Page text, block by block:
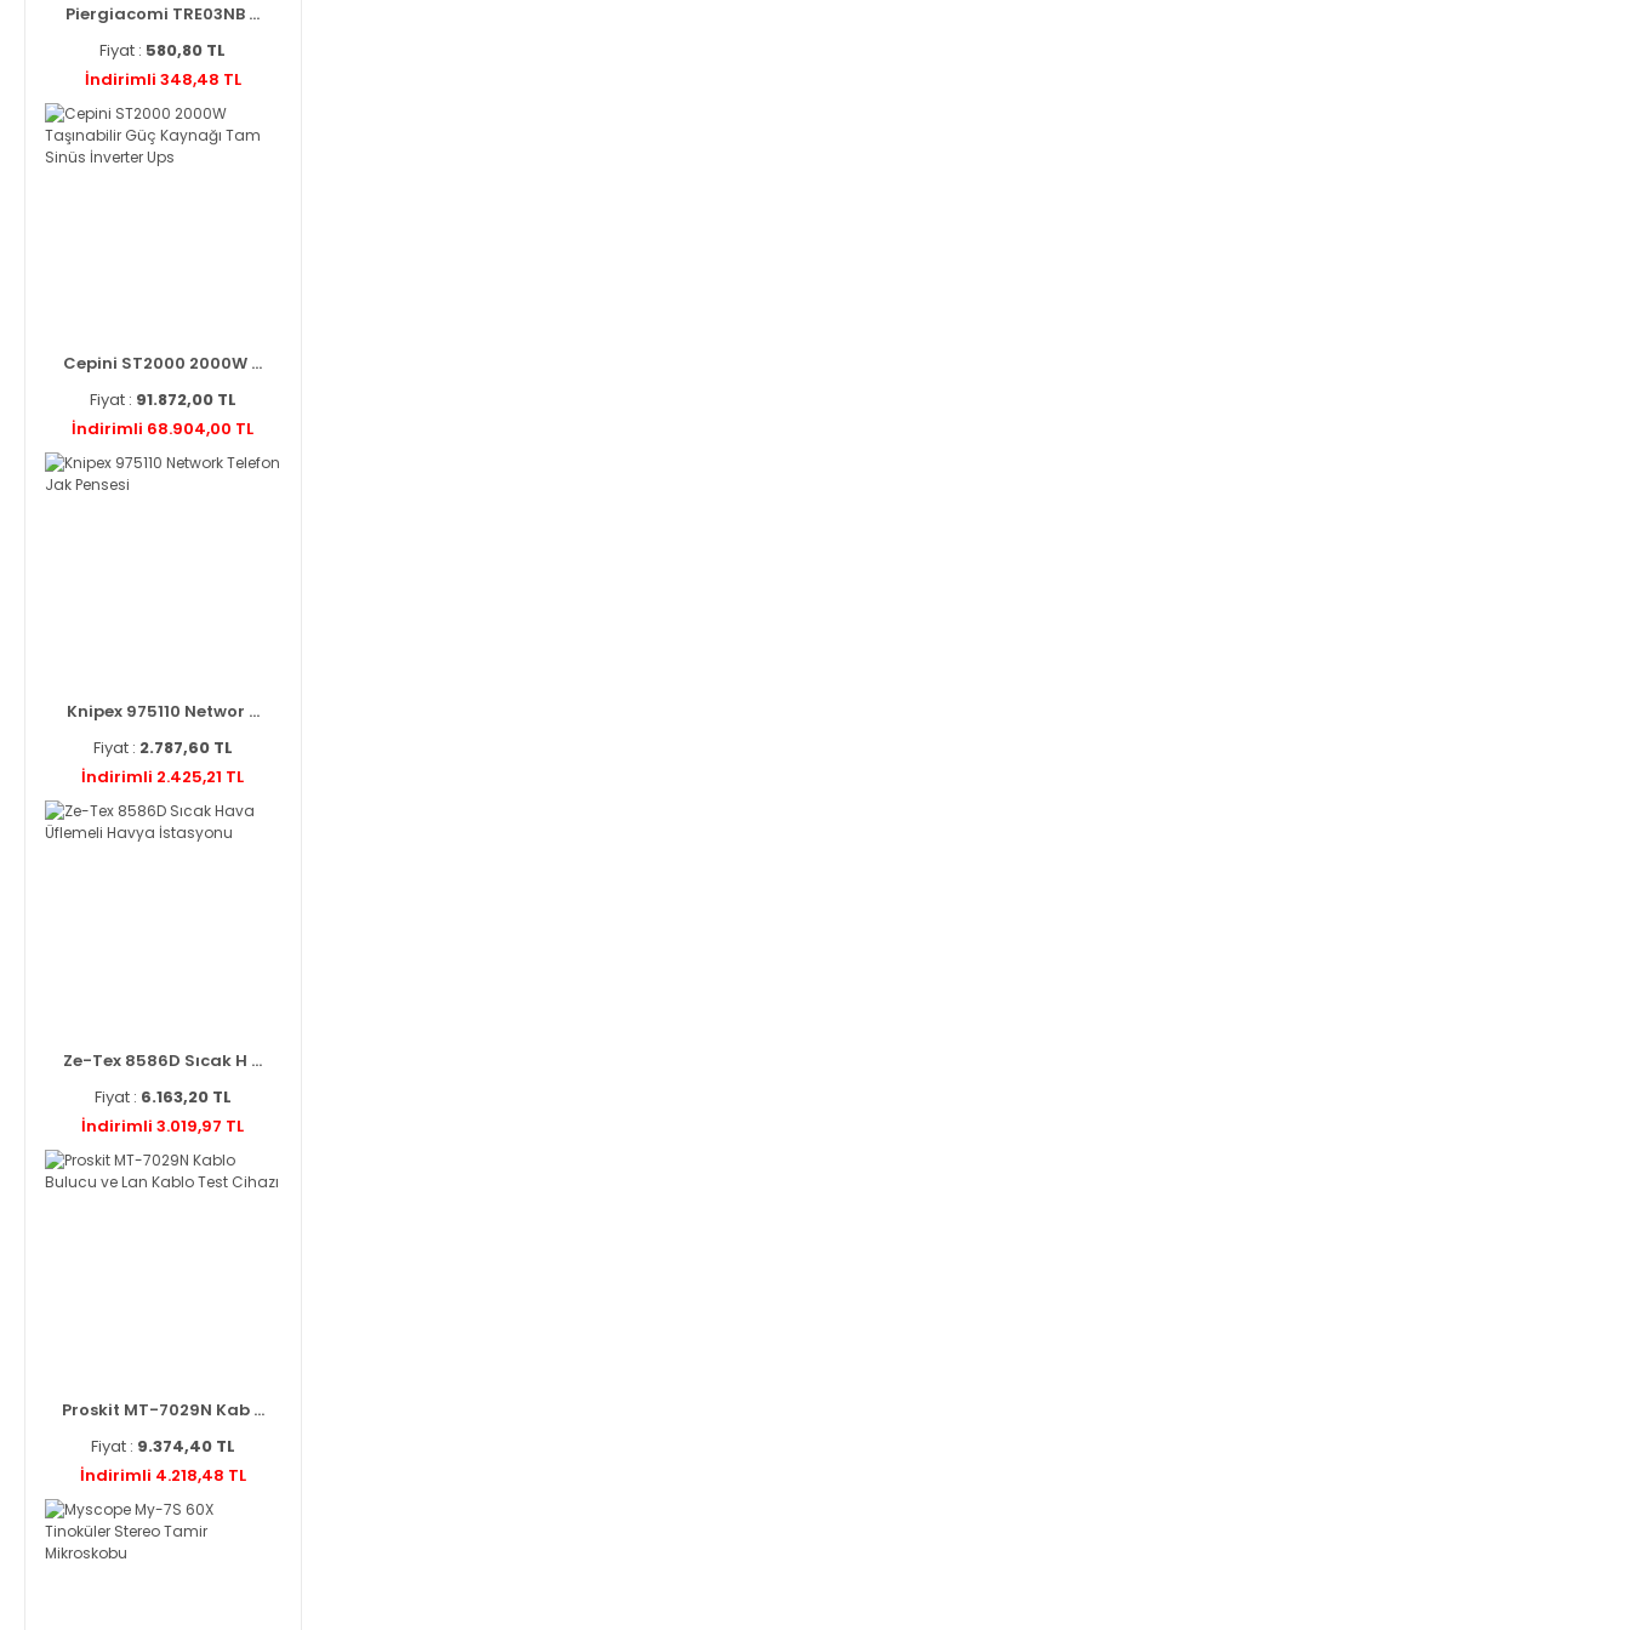
Piergiacomi TRE03NB ...
Fiyat : 580,80 TL
İndirimli 348,48 TL
Cepini ST2000 2000W ...
Fiyat : 91.872,00 TL
İndirimli 68.904,00 TL
Knipex 975110 Networ ...
Fiyat : 2.787,60 TL
İndirimli 2.425,21 TL
Ze-Tex 8586D Sıcak H ...
Fiyat : 6.163,20 TL
İndirimli 3.019,97 TL
Proskit MT-7029N Kab ...
Fiyat : 9.374,40 TL
İndirimli 4.218,48 TL